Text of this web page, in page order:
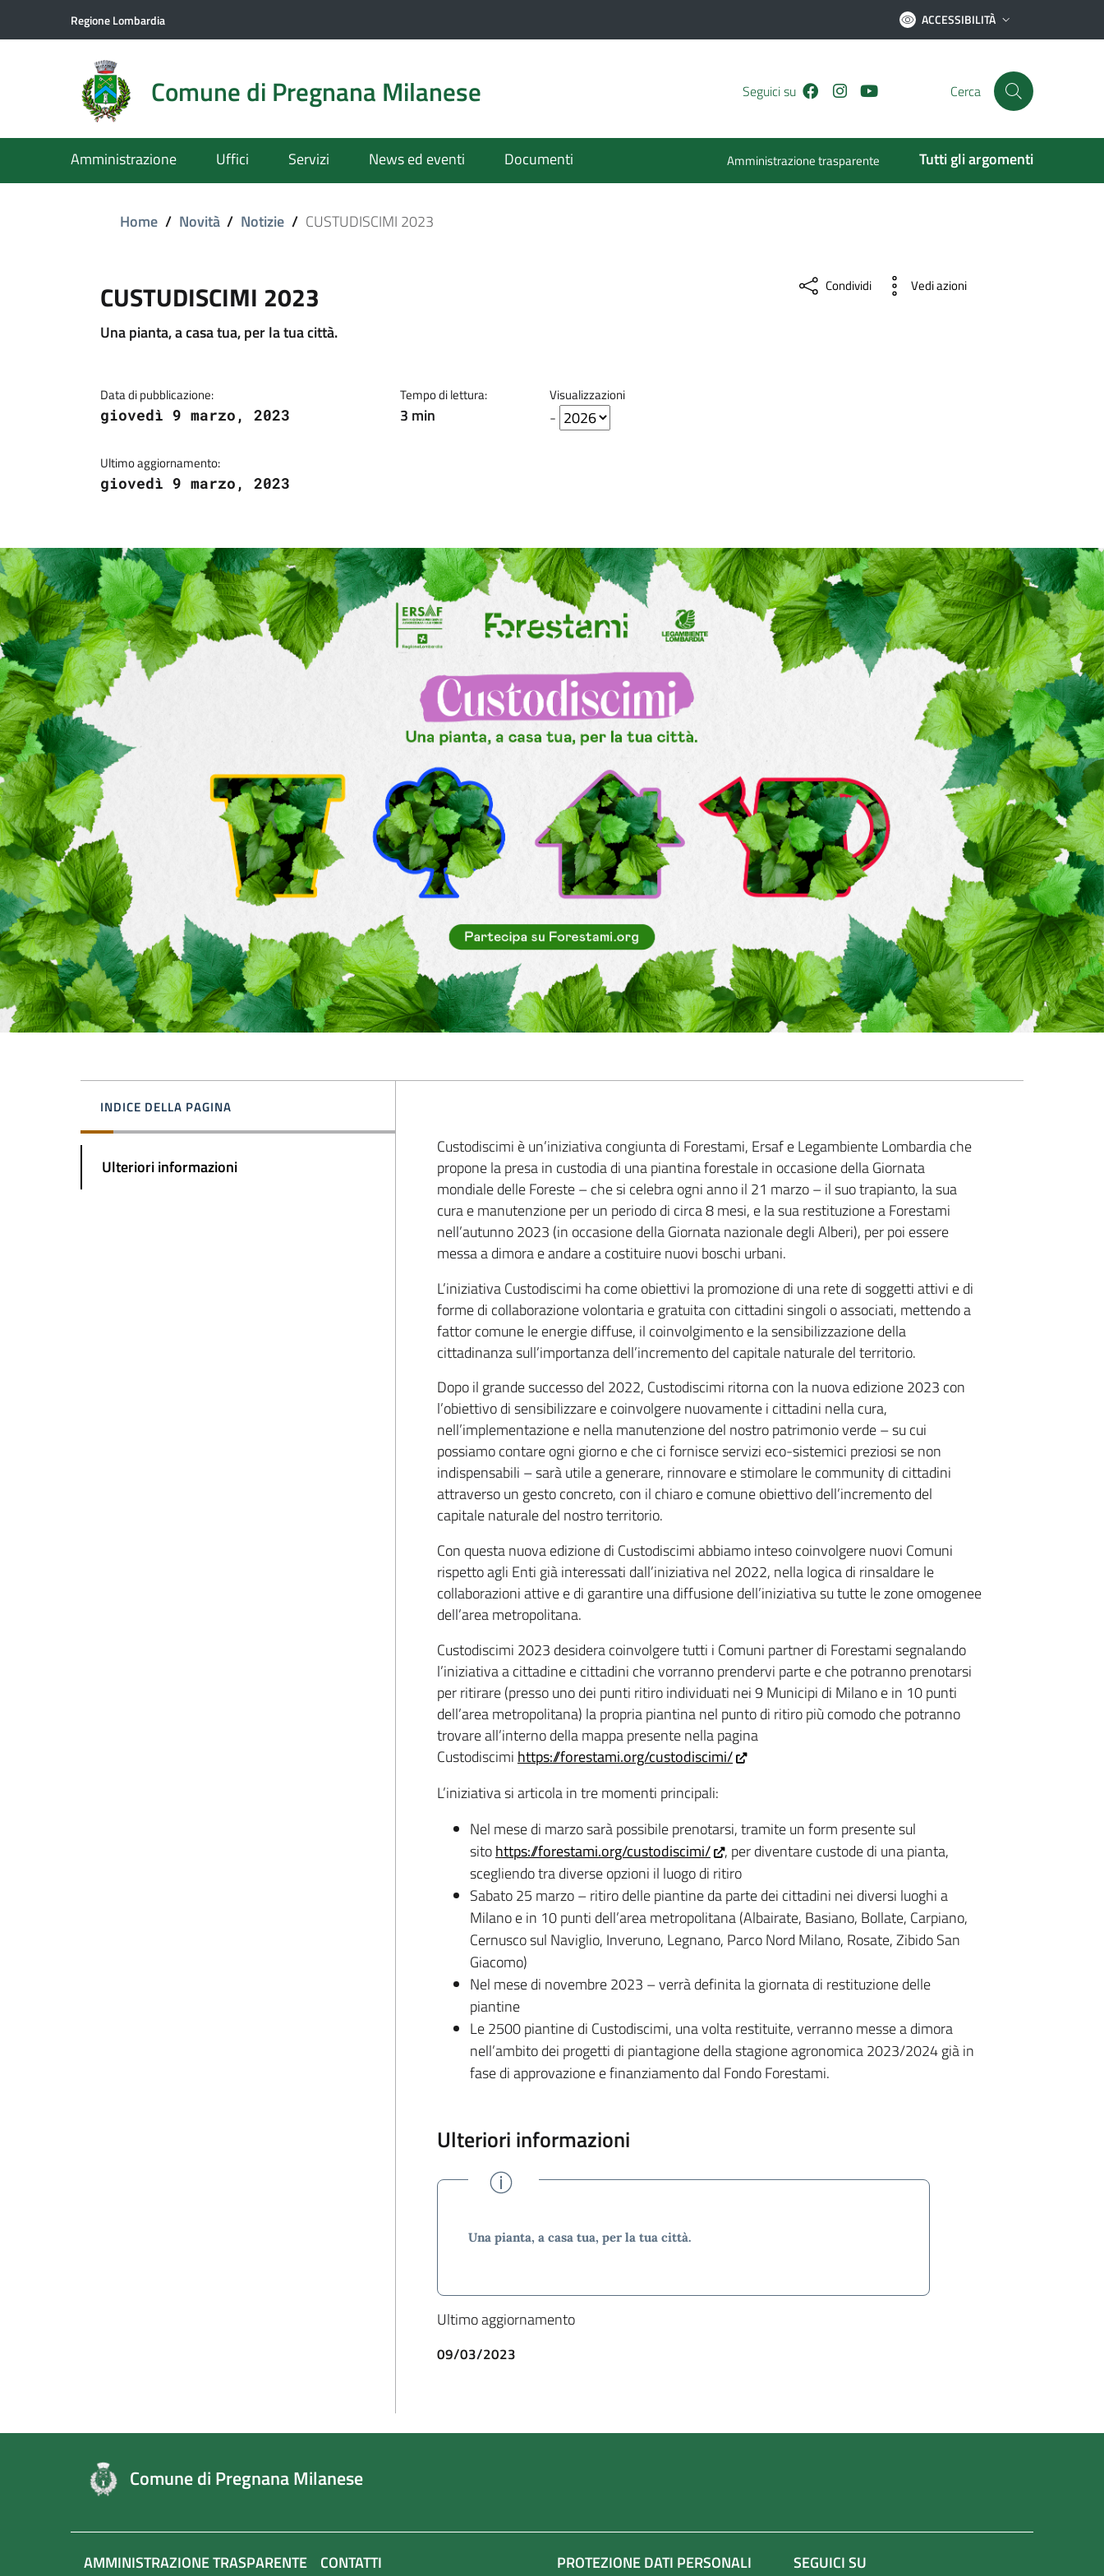
Regione Lombardia ACCESSIBILITÀ
Comune di Pregnana Milanese Seguici su Facebook
Instagram Cerca
Amministrazione Uffici Servizi News ed eventi Documenti Amministrazione trasparente Tutti gli argomenti
Home / Novità / Notizie / CUSTUDISCIMI 2023
CUSTUDISCIMI 2023
Una pianta, a casa tua, per la tua città.
Data di pubblicazione:
giovedì 9 marzo, 2023
Tempo di lettura:
3 min
Visualizzazioni
-
Ultimo aggiornamento:
giovedì 9 marzo, 2023
Condividi Vedi azioni
INDICE DELLA PAGINA
Ulteriori informazioni
Custodiscimi è un’iniziativa congiunta di Forestami, Ersaf e Legambiente Lombardia che
propone la presa in custodia di una piantina forestale in occasione della Giornata
mondiale delle Foreste – che si celebra ogni anno il 21 marzo – il suo trapianto, la sua
cura e manutenzione per un periodo di circa 8 mesi, e la sua restituzione a Forestami
nell’autunno 2023 (in occasione della Giornata nazionale degli Alberi), per poi essere
messa a dimora e andare a costituire nuovi boschi urbani.
L’iniziativa Custodiscimi ha come obiettivi la promozione di una rete di soggetti attivi e di
forme di collaborazione volontaria e gratuita con cittadini singoli o associati, mettendo a
fattor comune le energie diffuse, il coinvolgimento e la sensibilizzazione della
cittadinanza sull’importanza dell’incremento del capitale naturale del territorio.
Dopo il grande successo del 2022, Custodiscimi ritorna con la nuova edizione 2023 con
l’obiettivo di sensibilizzare e coinvolgere nuovamente i cittadini nella cura,
nell’implementazione e nella manutenzione del nostro patrimonio verde – su cui
possiamo contare ogni giorno e che ci fornisce servizi eco-sistemici preziosi se non
indispensabili – sarà utile a generare, rinnovare e stimolare le community di cittadini
attraverso un gesto concreto, con il chiaro e comune obiettivo dell’incremento del
capitale naturale del nostro territorio.
Con questa nuova edizione di Custodiscimi abbiamo inteso coinvolgere nuovi Comuni
rispetto agli Enti già interessati dall’iniziativa nel 2022, nella logica di rinsaldare le
collaborazioni attive e di garantire una diffusione dell’iniziativa su tutte le zone omogenee
dell’area metropolitana.
Custodiscimi 2023 desidera coinvolgere tutti i Comuni partner di Forestami segnalando
l’iniziativa a cittadine e cittadini che vorranno prendervi parte e che potranno prenotarsi
per ritirare (presso uno dei punti ritiro individuati nei 9 Municipi di Milano e in 10 punti
dell’area metropolitana) la propria piantina nel punto di ritiro più comodo che potranno
trovare all’interno della mappa presente nella pagina
Custodiscimi https://forestami.org/custodiscimi/
L’iniziativa si articola in tre momenti principali:
Nel mese di marzo sarà possibile prenotarsi, tramite un form presente sul
sitohttps://forestami.org/custodiscimi/
, per diventare custode di una pianta,
scegliendo tra diverse opzioni il luogo di ritiro
Sabato 25 marzo – ritiro delle piantine da parte dei cittadini nei diversi luoghi a
Milano e in 10 punti dell’area metropolitana (Albairate, Basiano, Bollate, Carpiano,
Cernusco sul Naviglio, Inveruno, Legnano, Parco Nord Milano, Rosate, Zibido San
Giacomo)
Nel mese di novembre 2023 – verrà definita la giornata di restituzione delle
piantine
Le 2500 piantine di Custodiscimi, una volta restituite, verranno messe a dimora
nell’ambito dei progetti di piantagione della stagione agronomica 2023/2024 già in
fase di approvazione e finanziamento dal Fondo Forestami.
Ulteriori informazioni
CONFERMATO
Una pianta, a casa tua, per la tua città.
Ultimo aggiornamento
09/03/2023
Comune di Pregnana Milanese
AMMINISTRAZIONE TRASPARENTE
CONTATTI
PROTEZIONE DATI PERSONALI
SEGUICI SU